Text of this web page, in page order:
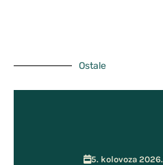
Ostale
5. kolovoza 2026.